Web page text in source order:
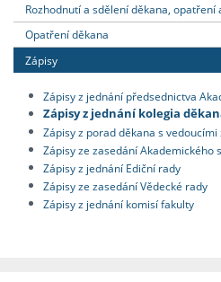
Rozhodnutí a sdělení děkana, opatření
Opatření děkana
Zápisy
Zápisy z jednání předsednictva
Zápisy z jednání kolegia
Zápisy z porad děkana s
Zápisy ze zasedání Akademického
Zápisy z jednání Ediční rady
Zápisy ze zasedání Vědecké rady
Zápisy z jednání komisí fakulty